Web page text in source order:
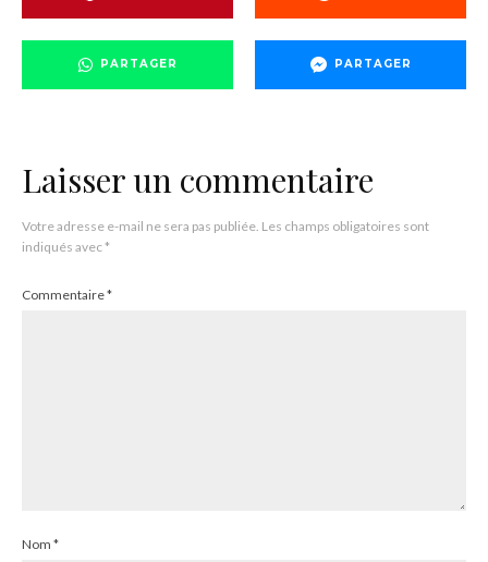
PARTAGER PARTAGER
Laisser un commentaire
Votre adresse e-mail ne sera pas publiée. Les champs obligatoires sont
indiqués avec*
Commentaire*
Nom *